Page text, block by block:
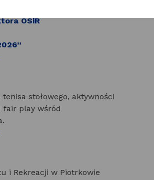
OSiR
stołowego, aktywności
fair play wśród
i Rekreacji w Piotrkowie